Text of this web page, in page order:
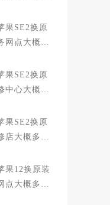
果SE2换原
网点大概多
果SE2换原
中心大概多
果SE2换原
店大概多少
果12换原装
点大概多少